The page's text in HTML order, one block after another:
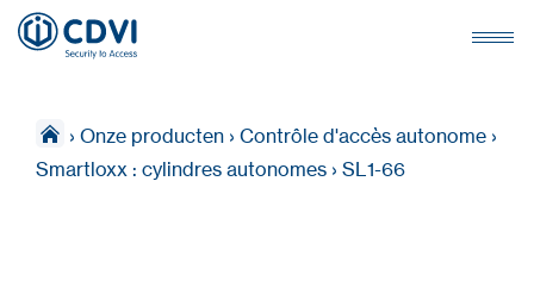
› Onze producten › Contrôle d'accès autonome ›
Smartloxx : cylindres autonomes › SL1-66